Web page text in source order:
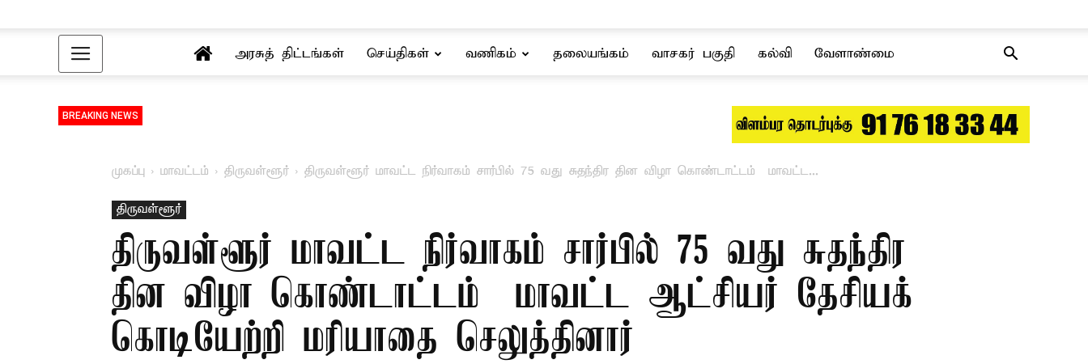
அரசுத் திட்டங்கள் செய்திகள் வணிகம் தலையங்கம் வாசகர் பகுதி கல்வி வேளாண்மை
BREAKING NEWS
முகப்பு மாவட்டம் திருவள்ளூர் திருவள்ளூர் மாவட்ட நிர்வாகம் சார்பில் 75 வது சுதந்திர தின விழா கொண்டாட்டம் – மாவட்ட...
திருவள்ளூர்
திருவள்ளூர் மாவட்ட நிர்வாகம் சார்பில் 75 வது சுதந்திர
தின விழா கொண்டாட்டம் – மாவட்ட ஆட்சியர் தேசியக்
கொடியேற்றி மரியாதை செலுத்தினார்